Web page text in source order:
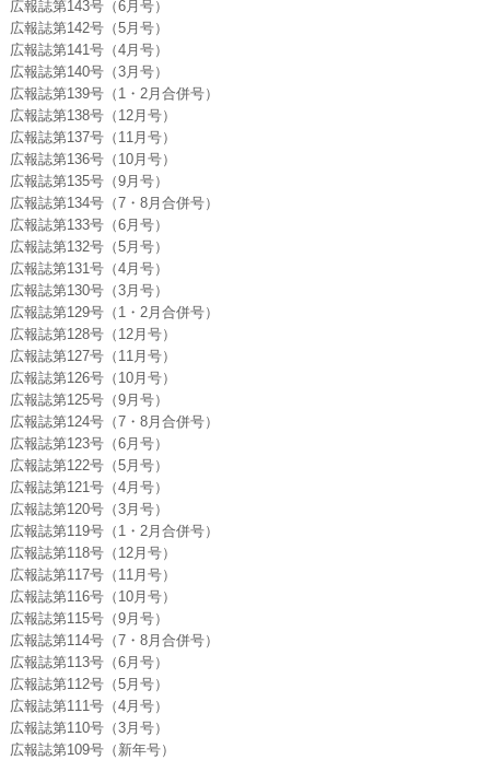
広報誌第143号（6月号）
広報誌第142号（5月号）
広報誌第141号（4月号）
広報誌第140号（3月号）
広報誌第139号（1・2月合併号）
広報誌第138号（12月号）
広報誌第137号（11月号）
広報誌第136号（10月号）
広報誌第135号（9月号）
広報誌第134号（7・8月合併号）
広報誌第133号（6月号）
広報誌第132号（5月号）
広報誌第131号（4月号）
広報誌第130号（3月号）
広報誌第129号（1・2月合併号）
広報誌第128号（12月号）
広報誌第127号（11月号）
広報誌第126号（10月号）
広報誌第125号（9月号）
広報誌第124号（7・8月合併号）
広報誌第123号（6月号）
広報誌第122号（5月号）
広報誌第121号（4月号）
広報誌第120号（3月号）
広報誌第119号（1・2月合併号）
広報誌第118号（12月号）
広報誌第117号（11月号）
広報誌第116号（10月号）
広報誌第115号（9月号）
広報誌第114号（7・8月合併号）
広報誌第113号（6月号）
広報誌第112号（5月号）
広報誌第111号（4月号）
広報誌第110号（3月号）
広報誌第109号（新年号）